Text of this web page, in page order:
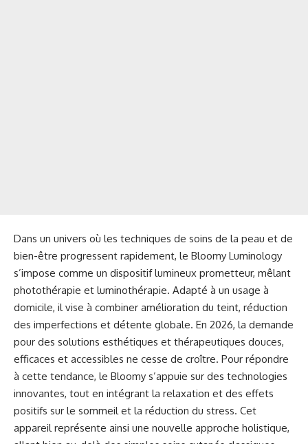
Dans un univers où les techniques de soins de la peau et de
bien-être progressent rapidement, le Bloomy Luminology
s’impose comme un dispositif lumineux prometteur, mêlant
photothérapie et luminothérapie. Adapté à un usage à
domicile, il vise à combiner amélioration du teint, réduction
des imperfections et détente globale. En 2026, la demande
pour des solutions esthétiques et thérapeutiques douces,
efficaces et accessibles ne cesse de croître. Pour répondre
à cette tendance, le Bloomy s’appuie sur des technologies
innovantes, tout en intégrant la relaxation et des effets
positifs sur le sommeil et la réduction du stress. Cet
appareil représente ainsi une nouvelle approche holistique,